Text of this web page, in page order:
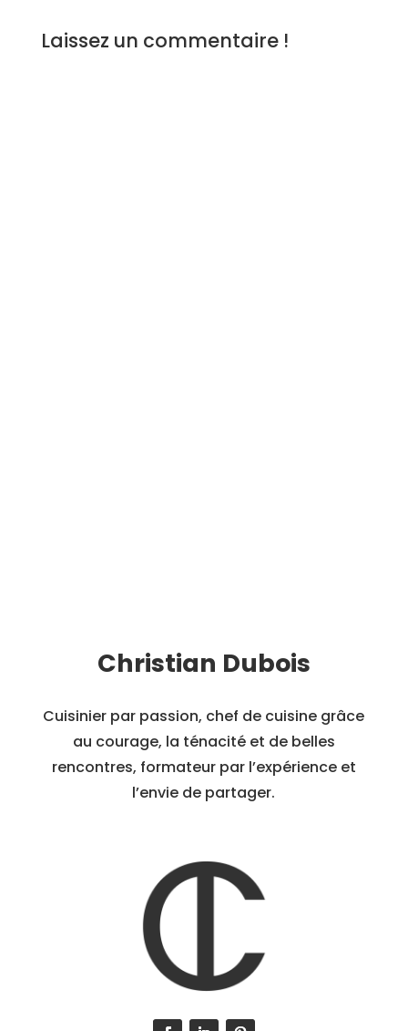
Laissez un commentaire !
Christian Dubois
Cuisinier par passion, chef de cuisine grâce
au courage, la ténacité et de belles
rencontres, formateur par l’expérience et
l’envie de partager.